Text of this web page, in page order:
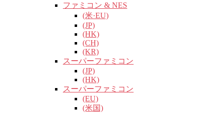
ファミコン & NES
(米·EU)
(JP)
(HK)
(CH)
(KR)
スーパーファミコン
(JP)
(HK)
スーパーファミコン
(EU)
(米国)